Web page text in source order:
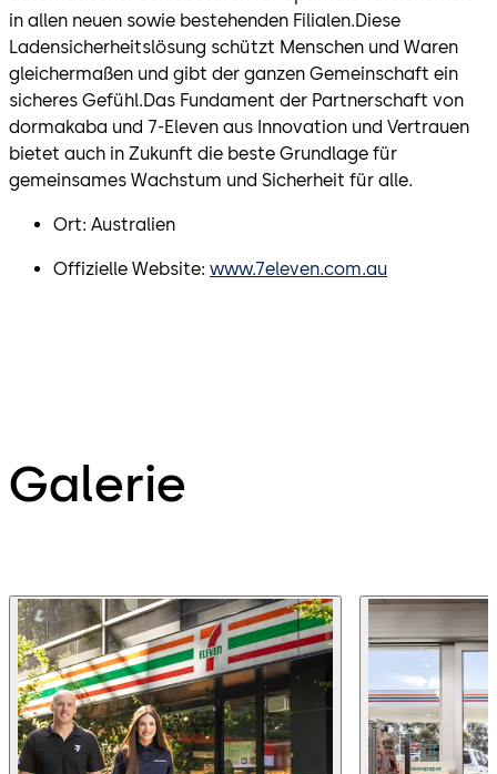
in allen neuen sowie bestehenden Filialen.Diese
Ladensicherheitslösung schützt Menschen und Waren
gleichermaßen und gibt der ganzen Gemeinschaft ein
sicheres Gefühl.Das Fundament der Partnerschaft von
dormakaba und 7-Eleven aus Innovation und Vertrauen
bietet auch in Zukunft die beste Grundlage für
gemeinsames Wachstum und Sicherheit für alle.
Ort: Australien
Offizielle Website: www.7eleven.com.au
Galerie